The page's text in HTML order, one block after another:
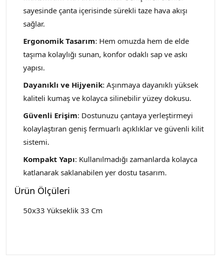
sayesinde çanta içerisinde sürekli taze hava akışı
sağlar.
Ergonomik Tasarım: Hem omuzda hem de elde
taşıma kolaylığı sunan, konfor odaklı sap ve askı
yapısı.
Dayanıklı ve Hijyenik: Aşınmaya dayanıklı yüksek
kaliteli kumaş ve kolayca silinebilir yüzey dokusu.
Güvenli Erişim: Dostunuzu çantaya yerleştirmeyi
kolaylaştıran geniş fermuarlı açıklıklar ve güvenli kilit
sistemi.
Kompakt Yapı: Kullanılmadığı zamanlarda kolayca
katlanarak saklanabilen yer dostu tasarım.
Ürün Ölçüleri
50x33 Yükseklik 33 Cm